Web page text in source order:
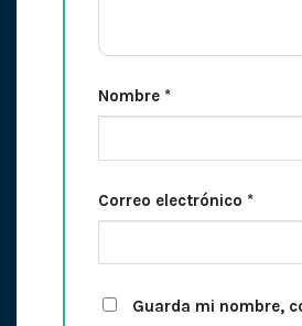
Nombre *
Correo electrónico *
Guarda mi nombre,